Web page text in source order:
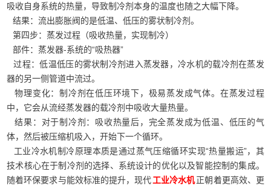
吸收自身系统的热量，导致制冷剂本身的温度也随之大幅下降。
结果：流出膨胀阀的是低温、低压的雾状制冷剂。
第四步：蒸发过程（吸收热量，实现制冷）
部件：蒸发器-系统的“吸热器”
过程：低温低压的雾状制冷剂进入蒸发器，冷水机的载冷剂在蒸发
器的另一侧管道中流过。
物理变化：制冷剂在低压环境下，极易蒸发成气体。在蒸发过程
中，它会从流经蒸发器的载冷剂中吸收大量热量。
结果：对于制冷剂：吸收热量后，完全蒸发成为低温、低压的气
体，然后被压缩机吸入，开始下一个循环。
工业冷水机制冷原理本质是通过蒸气压缩循环实现“热量搬运”，其
技术核心在于制冷剂的选择、系统设计的优化以及智能控制的集成。
随着环保要求与能效标准的提升，现代工业冷水机正朝着更高效、更